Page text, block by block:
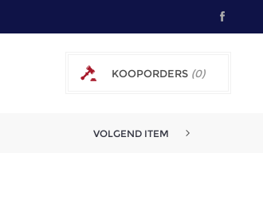
KOOPORDERS (0)
VOLGEND ITEM